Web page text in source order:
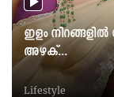
ഇളം
അഴക്...
Lifestyle